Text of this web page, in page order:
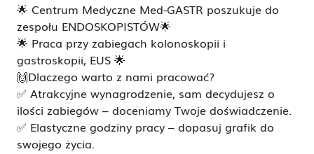
🌟 Centrum Medyczne Med-GASTR poszukuje do
zespołu ENDOSKOPISTÓW🌟
🌟 Praca przy zabiegach kolonoskopii i
gastroskopii, EUS 🌟
🙌Dlaczego warto z nami pracować?
✅ Atrakcyjne wynagrodzenie, sam decydujesz o
ilości zabiegów – doceniamy Twoje doświadczenie.
✅ Elastyczne godziny pracy – dopasuj grafik do
swojego życia.